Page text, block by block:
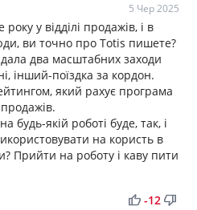
5 Чер 2025
у відділі продажів, і в
ви точно про Totis пишете?
два масштабних заходи
інший-поїздка за кордон.
який рахує програма
будь-якій роботі буде, так, і
на користь в
Прийти на роботу і каву пити
thumb_up thumb_down
-12